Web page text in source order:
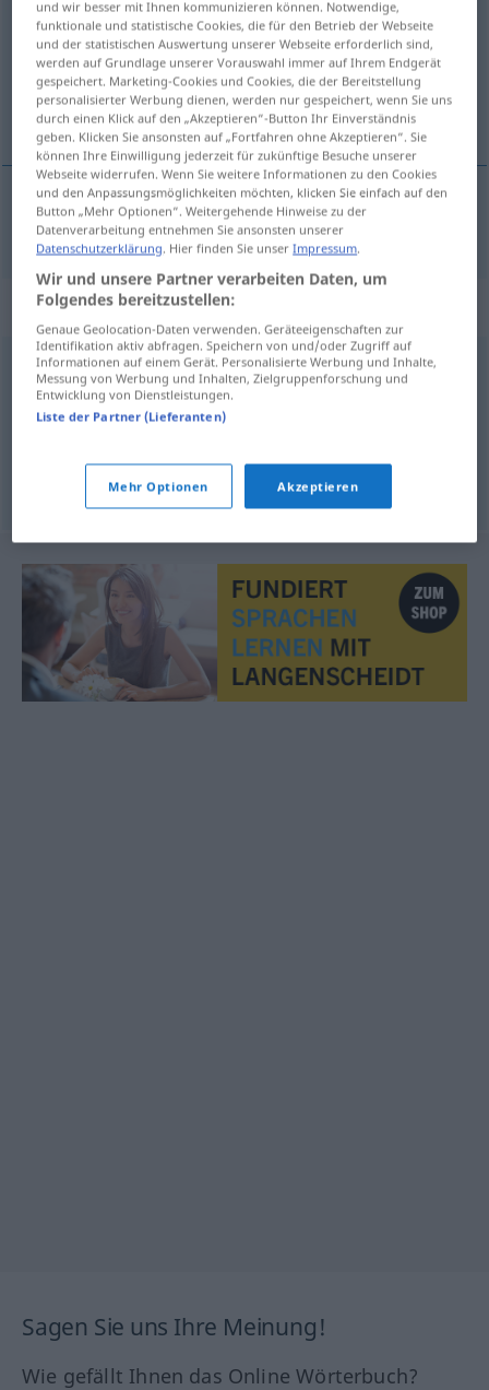
Übersicht aller Übersetzungen
(Für mehr Details die Übersetzung anklicken/antippen)
svađa, nesloga, razmirica
svađa,nesloga,razmirica Zwist
Synonyme für "Zwist"
Hickhack (ugs.),Streit (Hauptform),Wickel (ugs.,
österr.),Auseinandersetzung
© OpenThesaurus.de
Sagen Sie uns Ihre Meinung!
Wie gefällt Ihnen das Online Wörterbuch?
und wir besser mit Ihnen kommunizieren können. Notwendige,
funktionale und statistische Cookies, die für den Betrieb der Webseite
und der statistischen Auswertung unserer Webseite erforderlich sind,
werden auf Grundlage unserer Vorauswahl immer auf Ihrem Endgerät
gespeichert. Marketing-Cookies und Cookies, die der Bereitstellung
personalisierter Werbung dienen, werden nur gespeichert, wenn Sie uns
durch einen Klick auf den „Akzeptieren“-Button Ihr Einverständnis
geben. Klicken Sie ansonsten auf „Fortfahren ohne Akzeptieren“. Sie
können Ihre Einwilligung jederzeit für zukünftige Besuche unserer
Webseite widerrufen. Wenn Sie weitere Informationen zu den Cookies
und den Anpassungsmöglichkeiten möchten, klicken Sie einfach auf den
Button „Mehr Optionen“. Weitergehende Hinweise zu der
Datenverarbeitung entnehmen Sie ansonsten unserer
Datenschutzerklärung . Hier finden Sie unserImpressum
Wir und unsere Partner verarbeiten Daten, um
Folgendes bereitzustellen:
Genaue Geolocation-Daten verwenden. Geräteeigenschaften zur
Identifikation aktiv abfragen. Speichern von und/oder Zugriff auf
Informationen auf einem Gerät. Personalisierte Werbung und Inhalte,
Messung von Werbung und Inhalten, Zielgruppenforschung und
Entwicklung von Dienstleistungen.
Liste der Partner (Lieferanten)
Mehr Optionen Akzeptieren